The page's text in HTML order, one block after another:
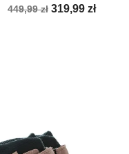
Cena
449,99 zł Cena
319,99 zł